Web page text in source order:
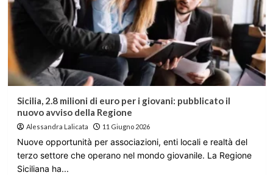
Sicilia, 2.8 milioni di euro per i giovani: pubblicato il
nuovo avviso della Regione
Alessandra Lalicata 11 Giugno 2026
Nuove opportunità per associazioni, enti locali e realtà del
terzo settore che operano nel mondo giovanile. La Regione
Siciliana ha...